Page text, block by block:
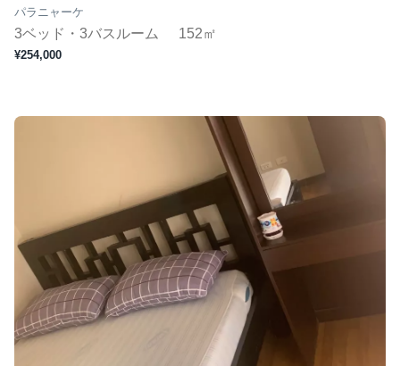
パラニャーケ
3ベッド・3バスルーム 152㎡
¥254,000